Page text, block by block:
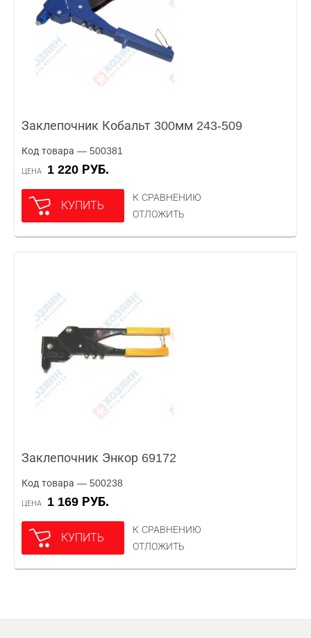
Заклепочник Кобальт 300мм 243-509
Код товара — 500381
ЦЕНА 1 220 РУБ.
КУПИТЬ
К СРАВНЕНИЮ
ОТЛОЖИТЬ
Заклепочник Энкор 69172
Код товара — 500238
ЦЕНА 1 169 РУБ.
КУПИТЬ
К СРАВНЕНИЮ
ОТЛОЖИТЬ